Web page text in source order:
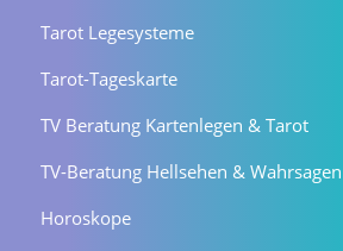
Tarot Legesysteme
Tarot-Tageskarte
TV Beratung Kartenlegen & Tarot
TV-Beratung Hellsehen & Wahrsagen
Horoskope